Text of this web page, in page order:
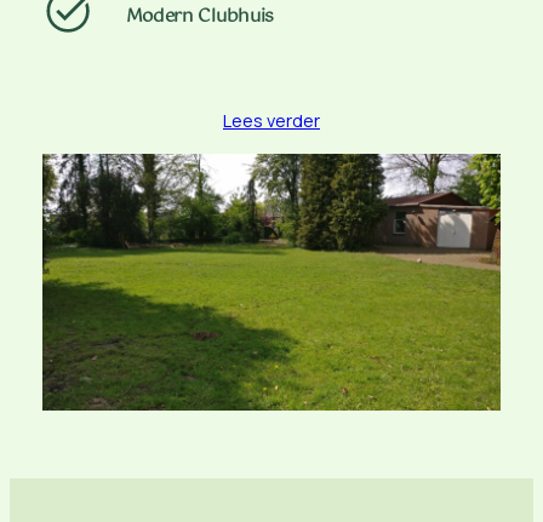
Modern Clubhuis
Lees verder